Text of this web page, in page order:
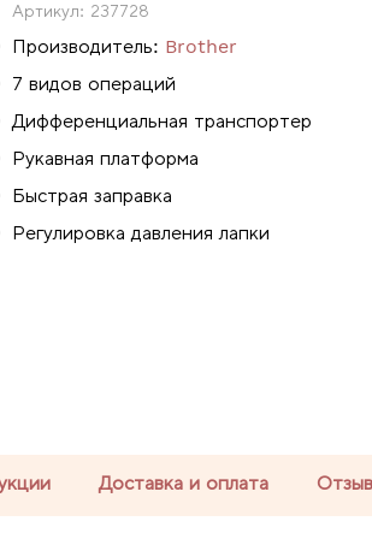
Артикул: 237728
Производитель: Brother
7 видов операций
Дифференциальная транспортер
Рукавная платформа
Быстрая заправка
Регулировка давления лапки
Доставка и оплата